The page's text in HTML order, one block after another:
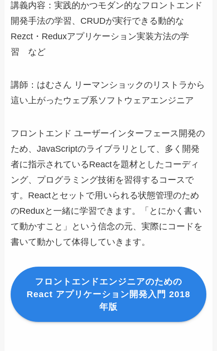
講義内容：実践的かつモダン的なフロントエンド
開発手法の学習、CRUDが実行できる動的な
Rezct・Reduxアプリケーション実装方法の学
習 など
講師：はむさん リーマンショックのリストラから
這い上がったウェブ系ソフトウェアエンジニア
フロントエンド ユーザーインターフェース開発の
ため、JavaScriptのライブラリとして、多く開発
者に指示されているReactを題材としたコーディ
ング、プログラミング技術を習得するコースで
す。Reactとセットで用いられる状態管理のため
のReduxと一緒に学習できます。「とにかく書い
て動かすこと」という信念の元、実際にコードを
書いて動かして体得していきます。
フロントエンドエンジニアのための
React アプリケーション開発入門 2018
年版